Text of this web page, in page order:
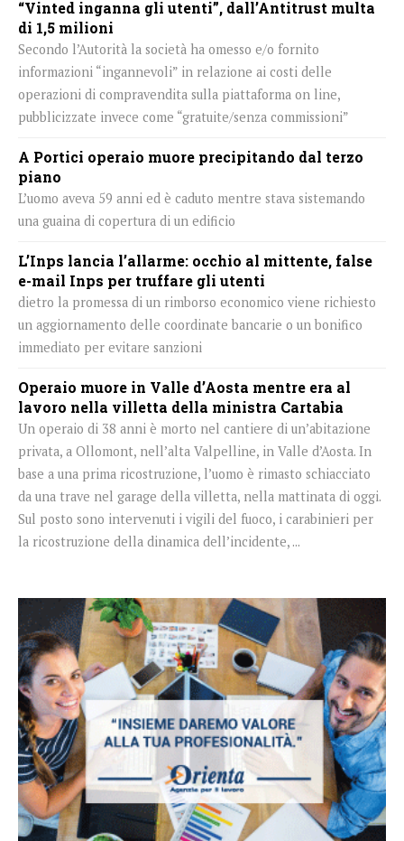
“Vinted inganna gli utenti”, dall’Antitrust multa
di 1,5 milioni
Secondo l’Autorità la società ha omesso e/o fornito
informazioni “ingannevoli” in relazione ai costi delle
operazioni di compravendita sulla piattaforma on line,
pubblicizzate invece come “gratuite/senza commissioni”
A Portici operaio muore precipitando dal terzo
piano
L’uomo aveva 59 anni ed è caduto mentre stava sistemando
una guaina di copertura di un edificio
L’Inps lancia l’allarme: occhio al mittente, false
e-mail Inps per truffare gli utenti
dietro la promessa di un rimborso economico viene richiesto
un aggiornamento delle coordinate bancarie o un bonifico
immediato per evitare sanzioni
Operaio muore in Valle d’Aosta mentre era al
lavoro nella villetta della ministra Cartabia
Un operaio di 38 anni è morto nel cantiere di un’abitazione
privata, a Ollomont, nell’alta Valpelline, in Valle d’Aosta. In
base a una prima ricostruzione, l’uomo è rimasto schiacciato
da una trave nel garage della villetta, nella mattinata di oggi.
Sul posto sono intervenuti i vigili del fuoco, i carabinieri per
la ricostruzione della dinamica dell’incidente, ...